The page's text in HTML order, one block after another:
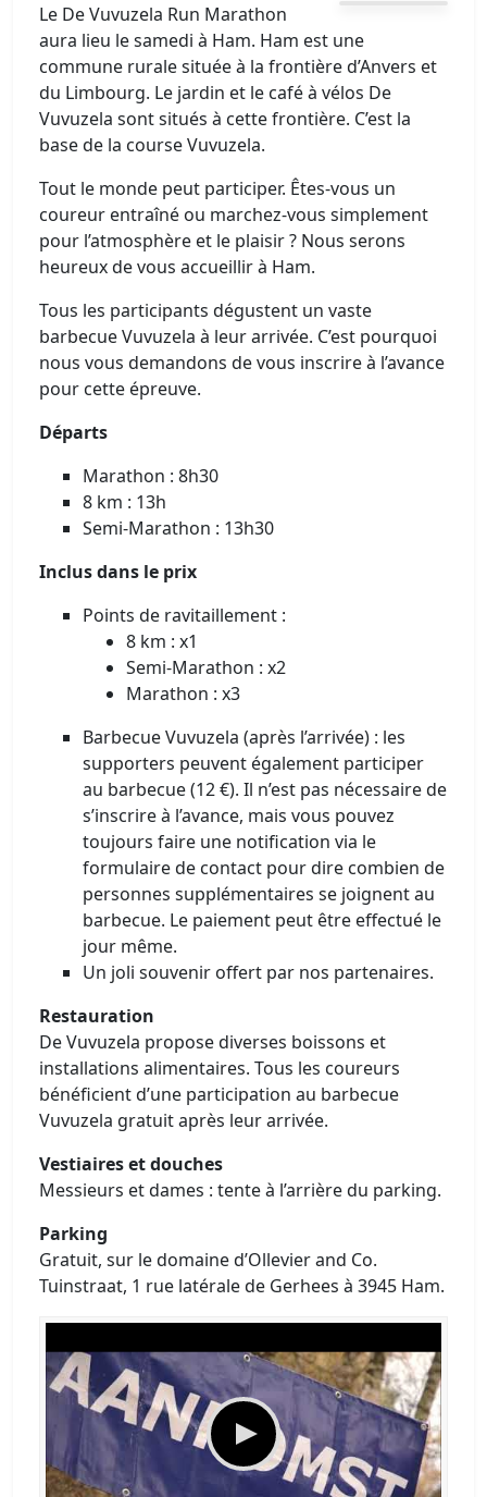
Le De Vuvuzela Run Marathon
aura lieu le samedi à Ham. Ham est une
commune rurale située à la frontière d’Anvers et
du Limbourg. Le jardin et le café à vélos De
Vuvuzela sont situés à cette frontière. C’est la
base de la course Vuvuzela.
Tout le monde peut participer. Êtes-vous un
coureur entraîné ou marchez-vous simplement
pour l’atmosphère et le plaisir ? Nous serons
heureux de vous accueillir à Ham.
Tous les participants dégustent un vaste
barbecue Vuvuzela à leur arrivée. C’est pourquoi
nous vous demandons de vous inscrire à l’avance
pour cette épreuve.
Départs
Marathon : 8h30
8 km : 13h
Semi-Marathon : 13h30
Inclus dans le prix
Points de ravitaillement :
8 km : x1
Semi-Marathon : x2
Marathon : x3
Barbecue Vuvuzela (après l’arrivée) : les
supporters peuvent également participer
au barbecue (12 €). Il n’est pas nécessaire de
s’inscrire à l’avance, mais vous pouvez
toujours faire une notification via le
formulaire de contact pour dire combien de
personnes supplémentaires se joignent au
barbecue. Le paiement peut être effectué le
jour même.
Un joli souvenir offert par nos partenaires.
Restauration
De Vuvuzela propose diverses boissons et
installations alimentaires. Tous les coureurs
bénéficient d’une participation au barbecue
Vuvuzela gratuit après leur arrivée.
Vestiaires et douches
Messieurs et dames : tente à l’arrière du parking.
Parking
Gratuit, sur le domaine d’Ollevier and Co.
Tuinstraat, 1 rue latérale de Gerhees à 3945 Ham.